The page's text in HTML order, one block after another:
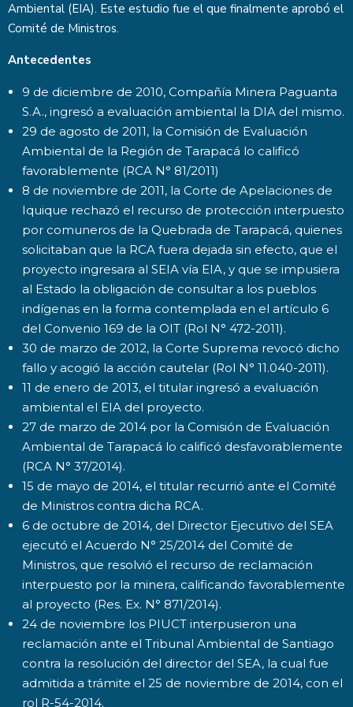
Ambiental (EIA). Este estudio fue el que finalmente aprobó el
Comité de Ministros.
Antecedentes
9 de diciembre de 2010, Compañía Minera Paguanta
S.A., ingresó a evaluación ambiental la DIA del mismo.
29 de agosto de 2011, la Comisión de Evaluación
Ambiental de la Región de Tarapacá lo calificó
favorablemente (RCA N° 81/2011)
8 de noviembre de 2011, la Corte de Apelaciones de
Iquique rechazó el recurso de protección interpuesto
por comuneros de la Quebrada de Tarapacá, quienes
solicitaban que la RCA fuera dejada sin efecto, que el
proyecto ingresara al SEIA vía EIA, y que se impusiera
al Estado la obligación de consultar a los pueblos
indígenas en la forma contemplada en el artículo 6
del Convenio 169 de la OIT (Rol N° 472-2011).
30 de marzo de 2012, la Corte Suprema revocó dicho
fallo y acogió la acción cautelar (Rol N° 11.040-2011).
11 de enero de 2013, el titular ingresó a evaluación
ambiental el EIA del proyecto.
27 de marzo de 2014 por la Comisión de Evaluación
Ambiental de Tarapacá lo calificó desfavorablemente
(RCA N° 37/2014).
15 de mayo de 2014, el titular recurrió ante el Comité
de Ministros contra dicha RCA.
6 de octubre de 2014, del Director Ejecutivo del SEA
ejecutó el Acuerdo N° 25/2014 del Comité de
Ministros, que resolvió el recurso de reclamación
interpuesto por la minera, calificando favorablemente
al proyecto (Res. Ex. N° 871/2014).
24 de noviembre los PIUCT interpusieron una
reclamación ante el Tribunal Ambiental de Santiago
contra la resolución del director del SEA, la cual fue
admitida a trámite el 25 de noviembre de 2014, con el
rol R-54-2014.